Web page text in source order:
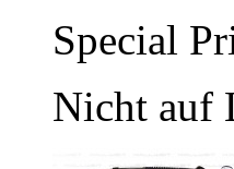
Special
Nicht auf